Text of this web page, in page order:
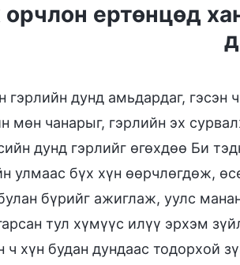
орчлон ертөнцөд
гэрлийн дунд амьдардаг, гэсэн
мөн чанарыг, гэрлийн эх
дунд гэрлийг өгөхдөө Би
улмаас бүх хүн өөрчлөгдөж,
бүрийг ажиглаж, уулс
тул хүмүүс илүү эрхэм
ч хүн будан дундаас тодорхой